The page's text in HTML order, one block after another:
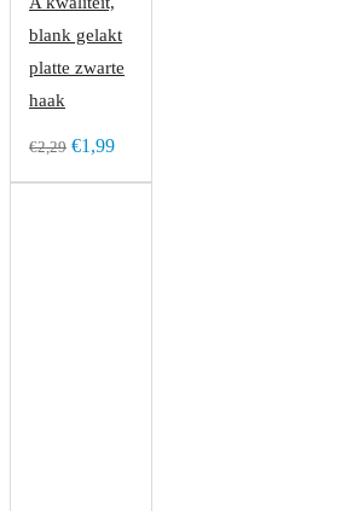
blank gelakt
platte zwarte
haak
€2,29 €1,99